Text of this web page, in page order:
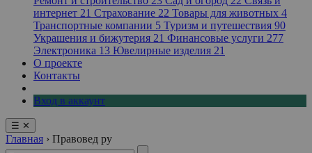
интернет 21 Страхование 22 Товары для животных 4
Транспортные компании 5 Туризм и путешествия 90
Украшения и бижутерия 21 Финансовые услуги 277
Электроника 13 Ювелирные изделия 21
О проекте
Контакты
Вход в аккаунт
☰ ✕
Главная › Правовед ру